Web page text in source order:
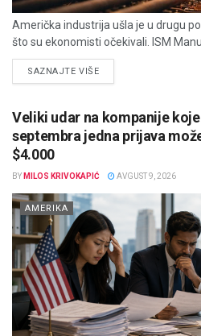
Američka industrija ušla je u drugu
što su ekonomisti očekivali. ISM
SAZNAJTE VIŠEDETAILS
Veliki udar na kompanije
septembra jedna prijava
$4.000
BY MILOS KRIVOKAPIĆ AVGUST 9, 2026
AMERIKA